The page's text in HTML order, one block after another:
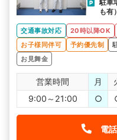
駐車
も有）
交通事故対応 20時以降OK
お子様同伴可
予約優先制
お見舞金
営業時間 月
9:00～21:00
○
電